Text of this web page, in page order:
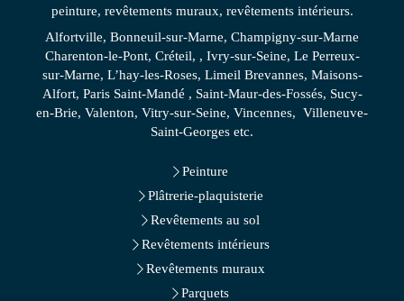
peinture, revêtements muraux, revêtements intérieurs.
Alfortville, Bonneuil-sur-Marne, Champigny-sur-Marne
Charenton-le-Pont, Créteil, , Ivry-sur-Seine, Le Perreux-
sur-Marne, L’hay-les-Roses, Limeil Brevannes, Maisons-
Alfort, Paris Saint-Mandé , Saint-Maur-des-Fossés, Sucy-
en-Brie, Valenton, Vitry-sur-Seine, Vincennes, Villeneuve-
Saint-Georges etc.
Peinture
Plâtrerie-plaquisterie
Revêtements au sol
Revêtements intérieurs
Revêtements muraux
Parquets